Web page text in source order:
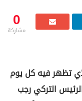
0
مشاركة
تظهر فيه كل يوم
التركي رجب